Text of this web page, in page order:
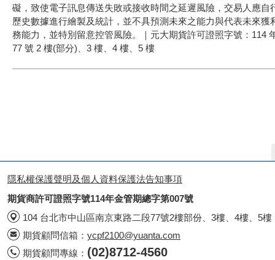
礙，致使電子訊息傳送失敗或接收時間之延遲風險，交易人應
歷史數據進行繪製及統計，並不具預測未來之能力與代表未來
務能力，並特別留意控管風險。｜元大期貨許可證照字號：114
77 號 2 樓(部分)、3 樓、4 樓、5 樓
隱私權保護聲明及個人資料保護法告知事項
期貨商許可證照字號114年金管期總字第007號
104 台北市中山區南京東路二段77號2樓部份、3樓、4樓、5樓
期貨顧問信箱： ycpf2100@yuanta.com
期貨顧問專線： (02)8712-4560